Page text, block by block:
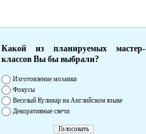
Какой из планируемых мастер-
классов Вы бы выбрали?
Изготовление мозаики
Фокусы
Веселый Кулинар на Английском языке
Декоративные свечи